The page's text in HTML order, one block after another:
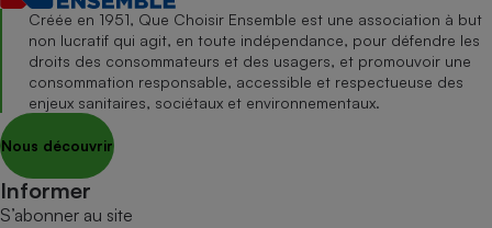
Créée en 1951, Que Choisir Ensemble est une association à but
non lucratif qui agit, en toute indépendance, pour défendre les
droits des consommateurs et des usagers, et promouvoir une
consommation responsable, accessible et respectueuse des
enjeux sanitaires, sociétaux et environnementaux.
Nous découvrir
Informer
S’abonner au site